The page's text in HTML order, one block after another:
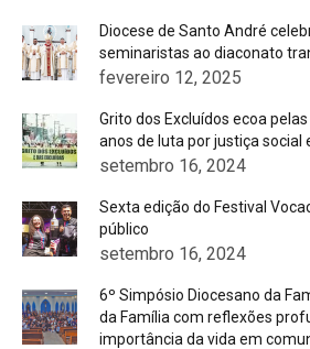
Diocese de Santo André
seminaristas ao diaconato
fevereiro 12, 2025
Grito dos Excluídos ecoa
anos de luta por justiça social
setembro 16, 2024
Sexta edição do Festival
público
setembro 16, 2024
6º Simpósio Diocesano da
da Família com reflexões
importância da vida em